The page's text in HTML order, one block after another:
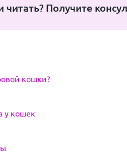
читать? Получите
кошки?
у кошек